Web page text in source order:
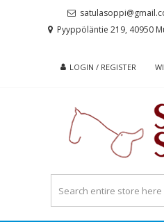
Pyyppöläntie 219, 40950
LOGIN / REGISTER